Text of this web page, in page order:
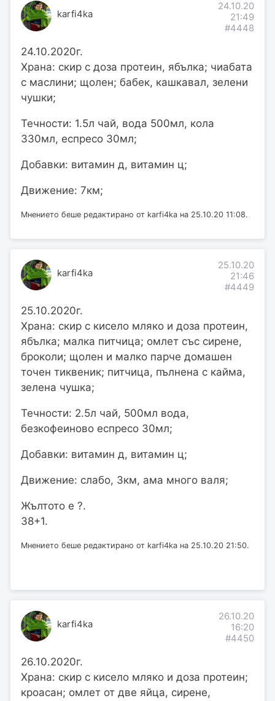
karfi4ka
24.10.20
21:49
#4448
24.10.2020г.
Храна: скир с доза протеин, ябълка; чиабата
с маслини; щолен; бабек, кашкавал, зелени
чушки;
Течности: 1.5л чай, вода 500мл, кола
330мл, еспресо 30мл;
Добавки: витамин д, витамин ц;
Движение: 7км;
Мнението беше редактирано от karfi4ka на 25.10.20 11:08.
karfi4ka
25.10.20
21:46
#4449
25.10.2020г.
Храна: скир с кисело мляко и доза протеин,
ябълка; малка питчица; омлет със сирене,
броколи; щолен и малко парче домашен
точен тиквеник; питчица, пълнена с кайма,
зелена чушка;
Течности: 2.5л чай, 500мл вода,
безкофеиново еспресо 30мл;
Добавки: витамин д, витамин ц;
Движение: слабо, 3км, ама много валя;
Жълтото е ?.
38+1.
Мнението беше редактирано от karfi4ka на 25.10.20 21:50.
karfi4ka
26.10.20
16:20
#4450
26.10.2020г.
Храна: скир с кисело мляко и доза протеин;
кроасан; омлет от две яйца, сирене,